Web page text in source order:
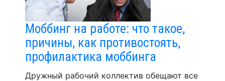
Моббинг на работе: что такое,
причины, как противостоять,
профилактика моббинга
Дружный рабочий коллектив обещают все